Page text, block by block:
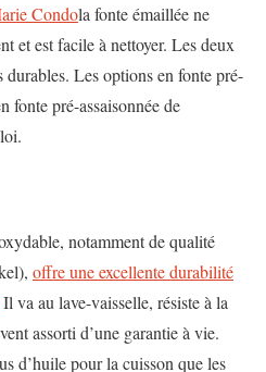
Condola fonte émaillée ne
et est facile à nettoyer. Les deux
durables. Les options en fonte pré-
fonte pré-assaisonnée de
notamment de qualité
offre une excellente durabilité
Il va au lave-vaisselle, résiste à la
assorti d’une garantie à vie.
d’huile pour la cuisson que les